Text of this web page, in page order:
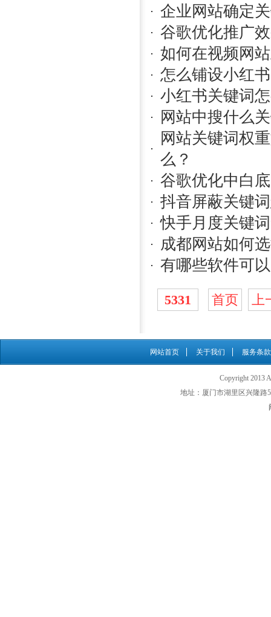
企业网站确定
谷歌优化推广
如何在视频网
怎么铺设小红
小红书关键词
网站中搜什么
网站关键词权
么？
谷歌优化中白
抖音屏蔽关键
快手月度关键
成都网站如何
有哪些软件可
5331 首页 上
网站首页 关于我们 服务条款
Copyright 2013
地址：厦门市湖里区兴隆路